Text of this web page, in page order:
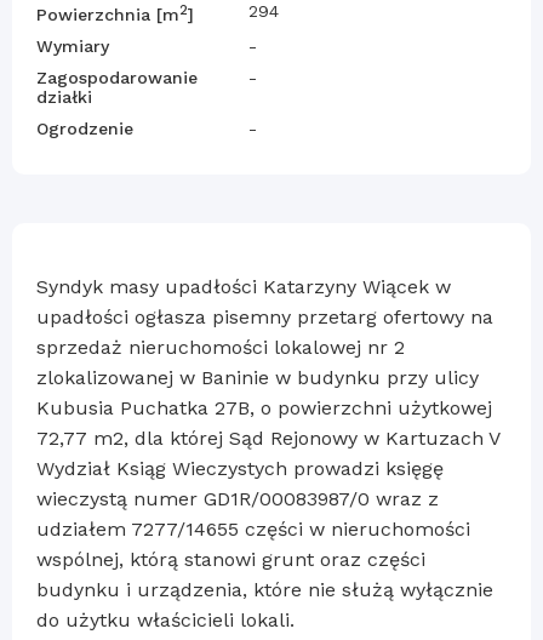
Powierzchnia [m2]
294
Wymiary
-
Zagospodarowanie
działki
-
Ogrodzenie -
Syndyk masy upadłości Katarzyny Wiącek w
upadłości ogłasza pisemny przetarg ofertowy na
sprzedaż nieruchomości lokalowej nr 2
zlokalizowanej w Baninie w budynku przy ulicy
Kubusia Puchatka 27B, o powierzchni użytkowej
72,77 m2, dla której Sąd Rejonowy w Kartuzach V
Wydział Ksiąg Wieczystych prowadzi księgę
wieczystą numer GD1R/00083987/0 wraz z
udziałem 7277/14655 części w nieruchomości
wspólnej, którą stanowi grunt oraz części
budynku i urządzenia, które nie służą wyłącznie
do użytku właścicieli lokali.